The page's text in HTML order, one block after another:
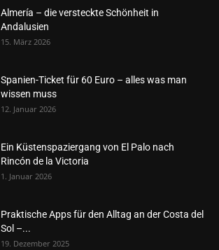
Almería – die versteckte Schönheit in
Andalusien
15. März 2026
Spanien-Ticket für 60 Euro – alles was man
wissen muss
12. Januar 2026
Ein Küstenspaziergang von El Palo nach
Rincón de la Victoria
1. Januar 2026
Praktische Apps für den Alltag an der Costa del
Sol –...
19. Dezember 2025